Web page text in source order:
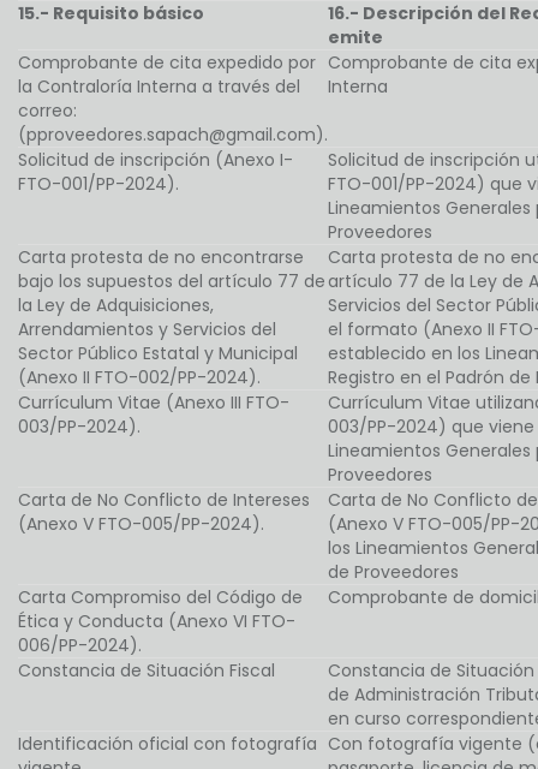
15.- Requisito básico
16.- Descripción del
emite
Comprobante de cita expedido por
la Contraloría Interna a través del
correo:
(pproveedores.sapach@gmail.com).
Comprobante de cita
Interna
Solicitud de inscripción (Anexo I-
FTO-001/PP-2024).
Solicitud de inscripción
FTO-001/PP-2024) que
Lineamientos Generales
Proveedores
Carta protesta de no encontrarse
bajo los supuestos del artículo 77 de
la Ley de Adquisiciones,
Arrendamientos y Servicios del
Sector Público Estatal y Municipal
(Anexo II FTO-002/PP-2024).
Carta protesta de no
artículo 77 de la Ley de
Servicios del Sector
el formato (Anexo II
establecido en los
Registro en el Padrón de
Currículum Vitae (Anexo III FTO-
003/PP-2024).
Currículum Vitae
003/PP-2024) que
Lineamientos Generales
Proveedores
Carta de No Conflicto de Intereses
(Anexo V FTO-005/PP-2024).
Carta de No Conflicto
(Anexo V FTO-005/PP-
los Lineamientos
de Proveedores
Carta Compromiso del Código de
Ética y Conducta (Anexo VI FTO-
006/PP-2024).
Comprobante de
Constancia de Situación Fiscal
Constancia de
de Administración
en curso
Identificación oficial con fotografía Con fotografía vigente